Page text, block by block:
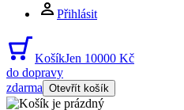
Přihlásit
KošíkJen 10000 Kč
do dopravy
zdarma Otevřít košík